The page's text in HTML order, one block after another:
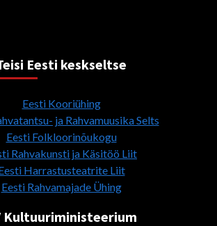
Eesti keskseltse
Eesti Kooriühing
ja Rahvamuusika Selts
Eesti Folkloorinõukogu
Rahvakunsti ja Käsitöö Liit
Harrastusteatrite Liit
Eesti Rahvamajade Ühing
Kultuuriministeerium